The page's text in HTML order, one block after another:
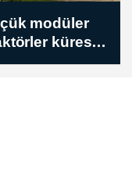
modüler
küresel
enerji